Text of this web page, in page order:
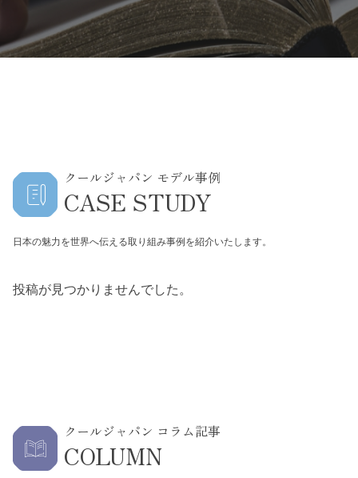
クールジャパン モデル事例
CASE STUDY
日本の魅力を世界へ伝える取り組み事例を紹介いたします。
投稿が見つかりませんでした。
クールジャパン コラム記事
COLUMN